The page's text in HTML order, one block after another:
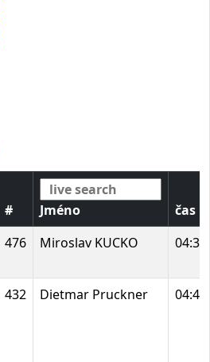
# Jméno
čas
476 Miroslav KUCKO
432 Dietmar Pruckner